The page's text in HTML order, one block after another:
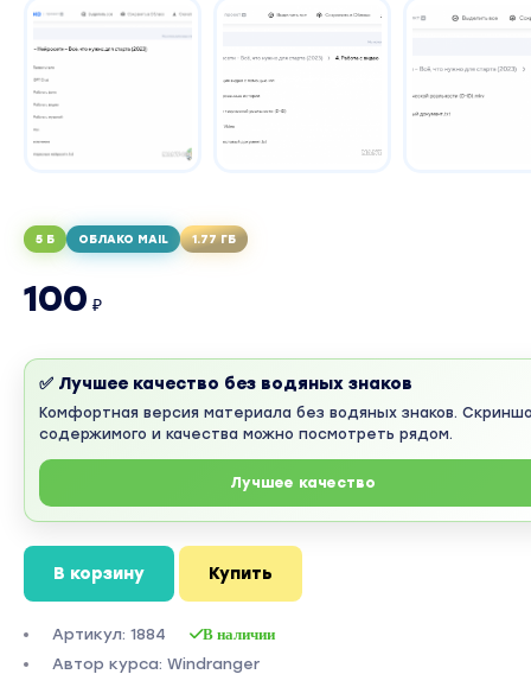
5 Б ОБЛАКО MAIL 1.77 ГБ
100 ₽
✅ Лучшее качество без водяных знаков
Комфортная версия материала без водяных знаков.
содержимого и качества можно посмотреть рядом.
Лучшее качество
В корзину Купить
Артикул: 1884 В наличии
Автор курса: Windranger